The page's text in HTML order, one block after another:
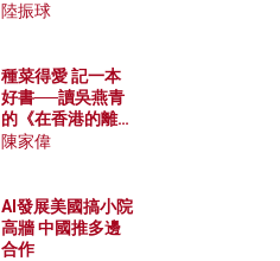
陸振球
種菜得愛 記一本
好書──讀吳燕青
的《在香港的離島
種菜》
陳家偉
AI發展美國搞小院
高牆 中國推多邊
合作